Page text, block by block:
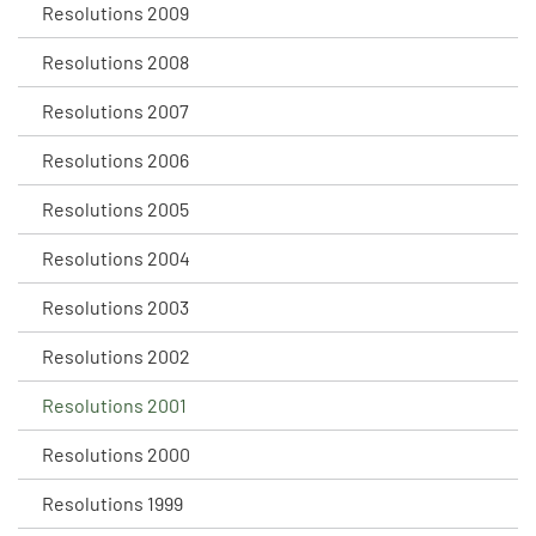
Resolutions 2009
Resolutions 2008
Resolutions 2007
Resolutions 2006
Resolutions 2005
Resolutions 2004
Resolutions 2003
Resolutions 2002
Resolutions 2001
Resolutions 2000
Resolutions 1999